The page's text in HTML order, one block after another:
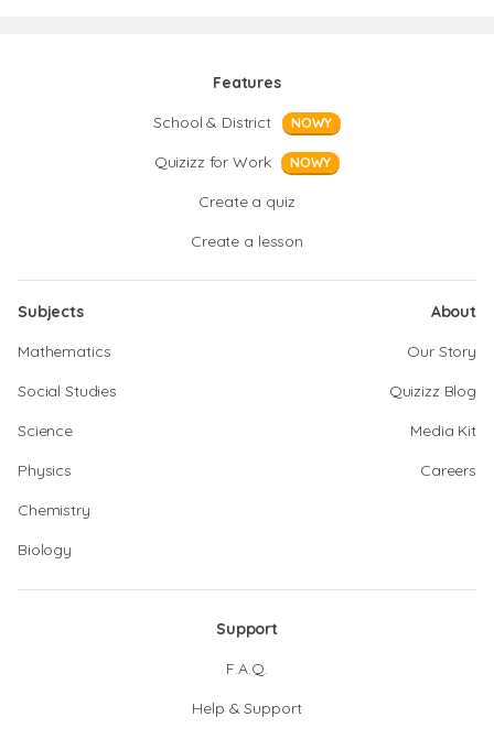
Features
School & District
NOWY
Quizizz for Work NOWY
Create a quiz
Create a lesson
Subjects
Mathematics
Social Studies
Science
Physics
Chemistry
Biology
About
Our Story
Quizizz Blog
Media Kit
Careers
Support
F.A.Q.
Help & Support